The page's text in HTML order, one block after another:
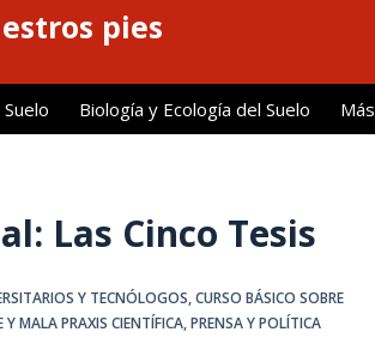
pies
Biología y Ecología del Suelo Más
Las Cinco Tesis
Y TECNÓLOGOS,CURSO BÁSICO SOBRE
Y MALA PRAXIS CIENTÍFICA,PRENSA Y POLÍTICA